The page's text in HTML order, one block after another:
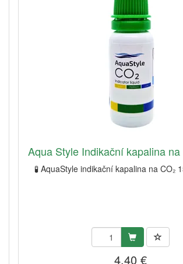
Aqua Style Indikační kapalina
🧪 AquaStyle indikační kapalina na CO₂
4,40 €